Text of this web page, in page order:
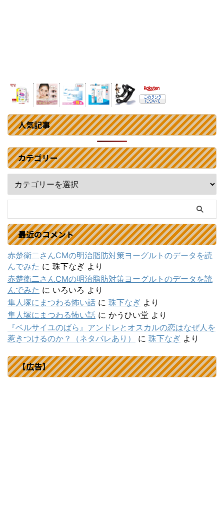
人気記事
カテゴリー
最近のコメント
赤楚衛二さんCMの明治脂肪対策ヨーグルトのデータを読
んでみた に 珠下なぎ より
赤楚衛二さんCMの明治脂肪対策ヨーグルトのデータを読
んでみた に いろいろ より
隼人塚にまつわる怖い話 に 珠下なぎ より
隼人塚にまつわる怖い話 に かうひい堂 より
『ベルサイユのばら』アンドレとオスカルの恋はなぜ人を
惹きつけるのか？（ネタバレあり）
に 珠下なぎ より
【広告】